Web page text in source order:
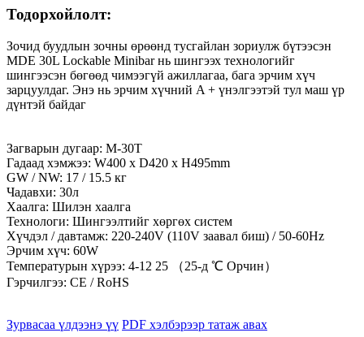
Тодорхойлолт:
Зочид буудлын зочны өрөөнд тусгайлан зориулж бүтээсэн
MDE 30L Lockable Minibar нь шингээх технологийг
шингээсэн бөгөөд чимээгүй ажиллагаа, бага эрчим хүч
зарцуулдаг. Энэ нь эрчим хүчний A + үнэлгээтэй тул маш үр
дүнтэй байдаг
Загварын дугаар: M-30T
Гадаад хэмжээ: W400 x D420 x H495mm
GW / NW: 17 / 15.5 кг
Чадавхи: 30л
Хаалга: Шилэн хаалга
Технологи: Шингээлтийг хөргөх систем
Хүчдэл / давтамж: 220-240V (110V заавал биш) / 50-60Hz
Эрчим хүч: 60W
Температурын хүрээ: 4-12 25 （25-д ℃ Орчин）
Гэрчилгээ: CE / RoHS
Зурвасаа үлдээнэ үү PDF хэлбэрээр татаж авах